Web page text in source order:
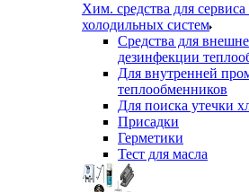
Хим. средства для
холодильных систем
Средства для
дезинфекции
Для внутренней
теплообменников
Для поиска утечки
Присадки
Герметики
Тест для масла